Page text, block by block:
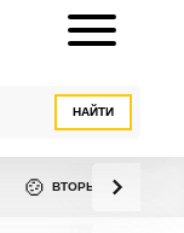
НАЙТИ
🍲 ВТОРЫЕ БЛЮДА